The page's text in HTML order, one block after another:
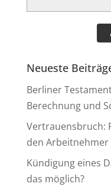
Neueste
Berliner
Berechnung und
Vertrauensbruch:
den Arbeitnehmer
Kündigung eines
das möglich?